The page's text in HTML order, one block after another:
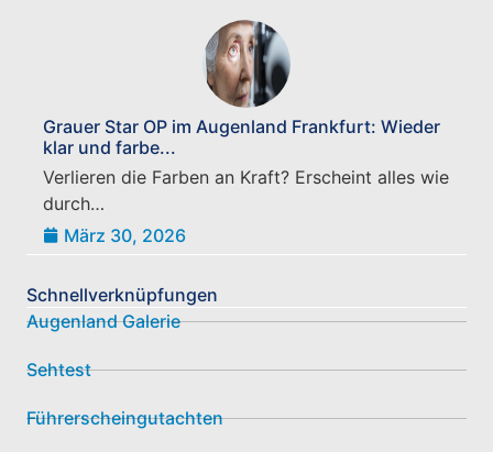
Grauer Star OP im Augenland Frankfurt: Wieder
klar und farbe...
Verlieren die Farben an Kraft? Erscheint alles wie
durch…
März 30, 2026
Schnellverknüpfungen
Augenland Galerie
Sehtest
Führerscheingutachten